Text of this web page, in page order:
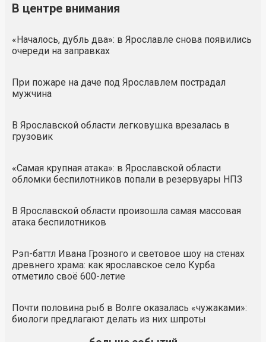
В центре внимания
«Началось, дубль два»: в Ярославле снова появились
очереди на заправках
При пожаре на даче под Ярославлем пострадал
мужчина
В Ярославской области легковушка врезалась в
грузовик
«Самая крупная атака»: в Ярославской области
обломки беспилотников попали в резервуары НПЗ
В Ярославской области произошла самая массовая
атака беспилотников
Рэп-баттл Ивана Грозного и световое шоу на стенах
древнего храма: как ярославское село Курба
отметило своё 600-летие
Почти половина рыб в Волге оказалась «чужаками»:
биологи предлагают делать из них шпроты